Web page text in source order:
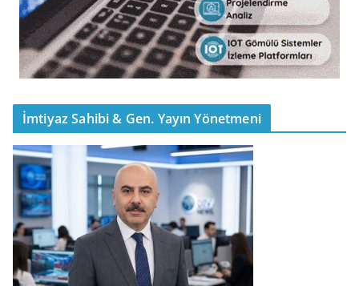
İmtiyaz Sahibi & Gen. Yayın Yönetmeni